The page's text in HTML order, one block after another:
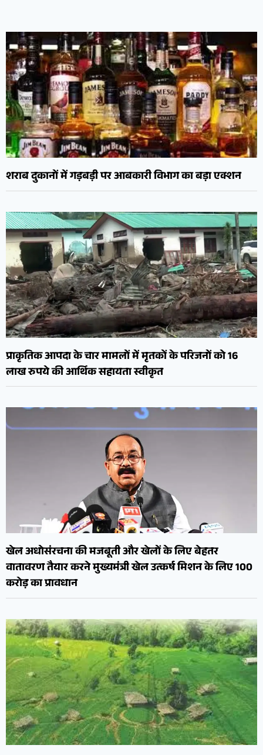
शराब दुकानों में गड़बड़ी पर आबकारी विभाग का बड़ा एक्शन
प्राकृतिक आपदा के चार मामलों में मृतकों के परिजनों को 16
लाख रुपये की आर्थिक सहायता स्वीकृत
खेल अधोसंरचना की मजबूती और खेलों के लिए बेहतर
वातावरण तैयार करने मुख्यमंत्री खेल उत्कर्ष मिशन के लिए 100
करोड़ का प्रावधान